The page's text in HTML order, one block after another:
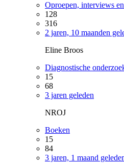
Oproepen, interviews
128
316
2 jaren, 10 maanden
Eline Broos
Diagnostische
15
68
3 jaren geleden
NROJ
Boeken
15
84
3 jaren, 1 maand